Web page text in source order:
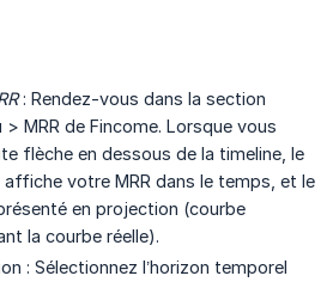
: Rendez-vous dans la section
MRR de Fincome. Lorsque vous
flèche en dessous de la timeline, le
votre MRR dans le temps, et le
en projection (courbe
la courbe réelle).
: Sélectionnez l’horizon temporel